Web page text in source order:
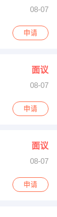
08-07
申请
面议
08-07
申请
面议
08-07
申请